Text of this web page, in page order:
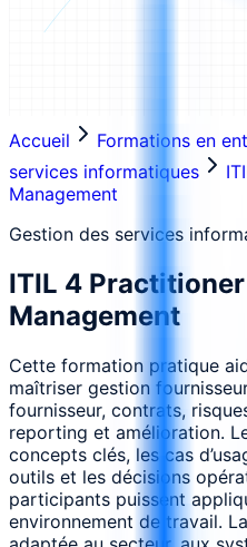
Accueil Formations en
services informatiques
Management
Gestion des services
ITIL 4
Management
Cette formation pratique
maîtriser gestion
fournisseur, contrats,
reporting et amélioration.
concepts clés, les cas
outils et les décisions
participants puissent
environnement de travail.